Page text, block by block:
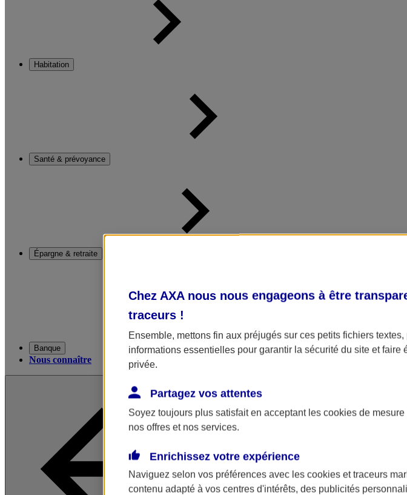
Habitation
Santé & prévoyance
Épargne & retraite
Banque
Nous connaître
Chez AXA nous nous engageons à être
traceurs !
Ensemble, mettons fin aux préjugés sur ces petits fichiers
informations essentielles pour garantir la sécurité du site et
privée.
Partagez vos attentes
Soyez toujours plus satisfait en acceptant les cookies de mesure
nos offres et nos services.
Enrichissez votre expérience
Naviguez selon vos préférences avec les cookies et traceurs
contenu adapté à vos centres d'intérêts, des publicités